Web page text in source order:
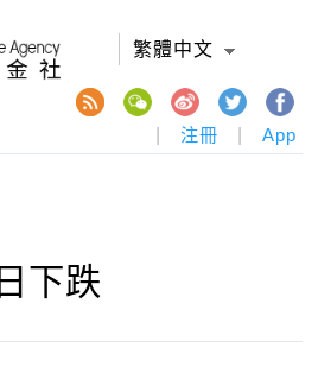
繁體中文
注冊 App
下跌